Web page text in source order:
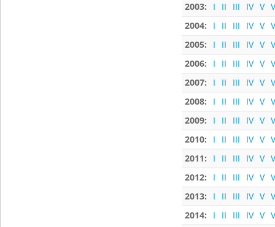
2003:
I II III IV V
2004:
I II III IV V
2005:
I II III IV V
2006:
I II III IV V
2007:
I II III IV V
2008:
I II III IV V
2009:
I II III IV V
2010:
I II III IV V
2011:
I II III IV V
2012:
I II III IV V
2013:
I II III IV V
2014:
I II III IV V